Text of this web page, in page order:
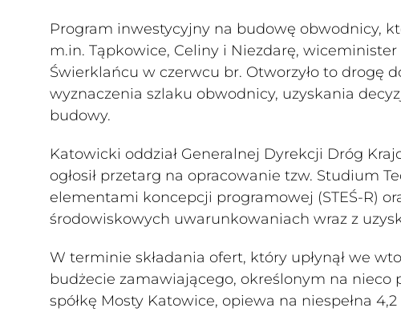
Program inwestycyjny na budowę obwodnicy,
m.in. Tąpkowice, Celiny i Niezdarę,
Świerklańcu w czerwcu br. Otworzyło to drogę
wyznaczenia szlaku obwodnicy, uzyskania
budowy.
Katowicki oddział Generalnej Dyrekcji Dróg
ogłosił przetarg na opracowanie tzw. Studium
elementami koncepcji programowej (STEŚ-R)
środowiskowych uwarunkowaniach wraz z
W terminie składania ofert, który upłynął we
budżecie zamawiającego, określonym na nieco
spółkę Mosty Katowice, opiewa na niespełna